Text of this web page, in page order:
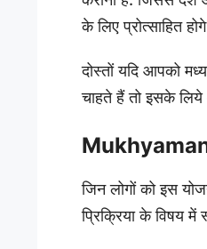
के लिए प्रोत्साहित
दोस्तों यदि आपको
चाहते हैं तो इसके
जिन लोगों को इस
प्रिक्रिया के विषय में